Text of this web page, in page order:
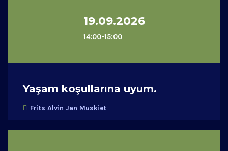
19.09.2026
14:00-15:00
Yaşam koşullarına uyum.
Frits Alvin Jan Muskiet